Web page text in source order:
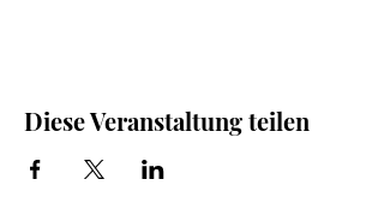
Diese Veranstaltung teilen